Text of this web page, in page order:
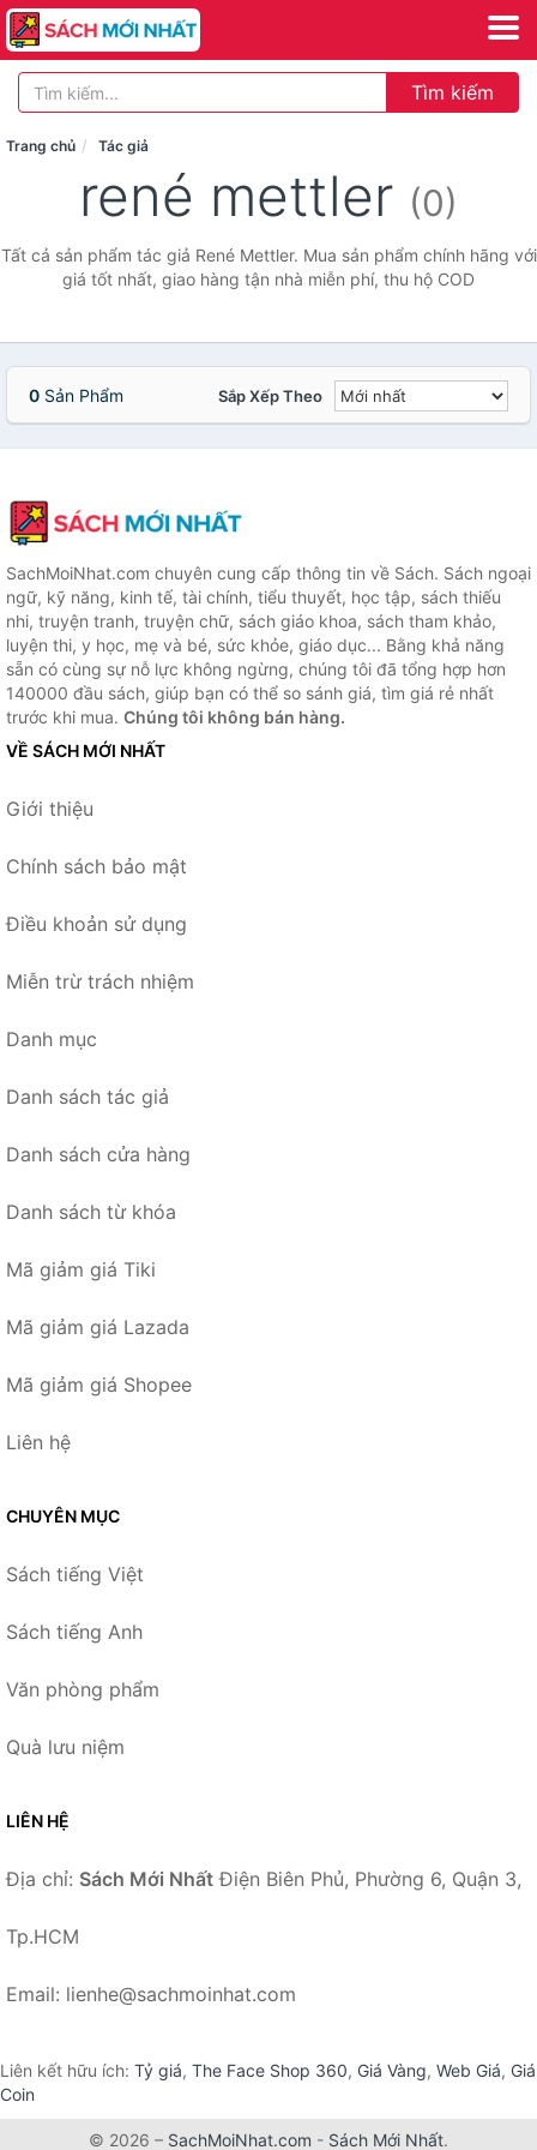
Tìm kiếm
Trang chủ Tác giả
rené mettler (0)
Tất cả sản phẩm tác giả René Mettler. Mua sản phẩm chính hãng với
giá tốt nhất, giao hàng tận nhà miễn phí, thu hộ COD
0 Sản Phẩm Sắp Xếp Theo
SachMoiNhat.com chuyên cung cấp thông tin về Sách. Sách ngoại
ngữ, kỹ năng, kinh tế, tài chính, tiểu thuyết, học tập, sách thiếu
nhi, truyện tranh, truyện chữ, sách giáo khoa, sách tham khảo,
luyện thi, y học, mẹ và bé, sức khỏe, giáo dục... Bằng khả năng
sẵn có cùng sự nỗ lực không ngừng, chúng tôi đã tổng hợp hơn
140000 đầu sách, giúp bạn có thể so sánh giá, tìm giá rẻ nhất
trước khi mua. Chúng tôi không bán hàng.
VỀ SÁCH MỚI NHẤT
Giới thiệu
Chính sách bảo mật
Điều khoản sử dụng
Miễn trừ trách nhiệm
Danh mục
Danh sách tác giả
Danh sách cửa hàng
Danh sách từ khóa
Mã giảm giá Tiki
Mã giảm giá Lazada
Mã giảm giá Shopee
Liên hệ
CHUYÊN MỤC
Sách tiếng Việt
Sách tiếng Anh
Văn phòng phẩm
Quà lưu niệm
LIÊN HỆ
Địa chỉ: Sách Mới Nhất Điện Biên Phủ, Phường 6, Quận 3,
Tp.HCM
Email: lienhe@sachmoinhat.com
Liên kết hữu ích: Tỷ giá, The Face Shop 360, Giá Vàng, Web Giá, Giá
Coin
© 2026 – SachMoiNhat.com - Sách Mới Nhất.